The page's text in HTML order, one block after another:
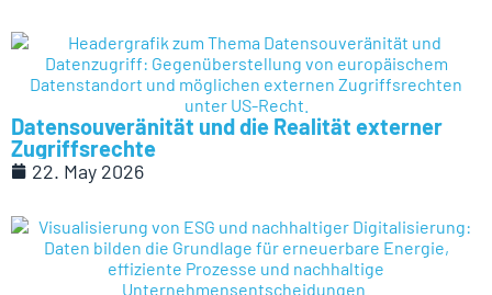
Datensouveränität und die Realität externer
Zugriffsrechte
22. May 2026